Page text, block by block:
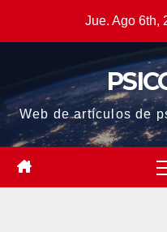
Jue. Ago 6th,
Web de artículos de